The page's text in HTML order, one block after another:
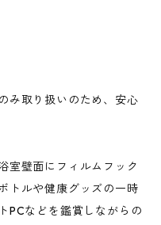
み取り扱いのため、安心
室壁面にフィルムフック
トルや健康グッズの一時
PCなどを鑑賞しながらの